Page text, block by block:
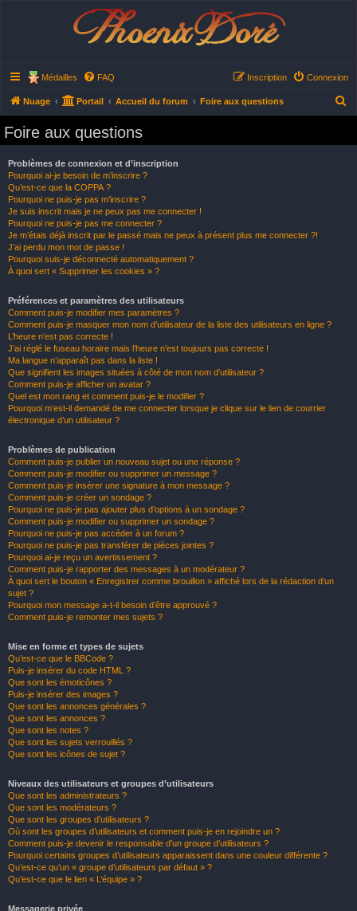
Phoenix Doré
Médailles FAQ Connexion
Inscription
Nuage Portail Accueil du forum Foire aux questions
Foire aux questions
Problèmes de connexion et d’inscription
Pourquoi ai-je besoin de m’inscrire ?
Qu’est-ce que la COPPA ?
Pourquoi ne puis-je pas m’inscrire ?
Je suis inscrit mais je ne peux pas me connecter !
Pourquoi ne puis-je pas me connecter ?
Je m’étais déjà inscrit par le passé mais ne peux à présent plus me connecter ?!
J’ai perdu mon mot de passe !
Pourquoi suis-je déconnecté automatiquement ?
À quoi sert « Supprimer les cookies » ?
Préférences et paramètres des utilisateurs
Comment puis-je modifier mes paramètres ?
Comment puis-je masquer mon nom d’utilisateur de la liste des utilisateurs en ligne ?
L’heure n’est pas correcte !
J’ai réglé le fuseau horaire mais l’heure n’est toujours pas correcte !
Ma langue n’apparaît pas dans la liste !
Que signifient les images situées à côté de mon nom d’utilisateur ?
Comment puis-je afficher un avatar ?
Quel est mon rang et comment puis-je le modifier ?
Pourquoi m’est-il demandé de me connecter lorsque je clique sur le lien de courrier
électronique d’un utilisateur ?
Problèmes de publication
Comment puis-je publier un nouveau sujet ou une réponse ?
Comment puis-je modifier ou supprimer un message ?
Comment puis-je insérer une signature à mon message ?
Comment puis-je créer un sondage ?
Pourquoi ne puis-je pas ajouter plus d’options à un sondage ?
Comment puis-je modifier ou supprimer un sondage ?
Pourquoi ne puis-je pas accéder à un forum ?
Pourquoi ne puis-je pas transférer de pièces jointes ?
Pourquoi ai-je reçu un avertissement ?
Comment puis-je rapporter des messages à un modérateur ?
À quoi sert le bouton « Enregistrer comme brouillon » affiché lors de la rédaction d’un
sujet ?
Pourquoi mon message a-t-il besoin d’être approuvé ?
Comment puis-je remonter mes sujets ?
Mise en forme et types de sujets
Qu’est-ce que le BBCode ?
Puis-je insérer du code HTML ?
Que sont les émoticônes ?
Puis-je insérer des images ?
Que sont les annonces générales ?
Que sont les annonces ?
Que sont les notes ?
Que sont les sujets verrouillés ?
Que sont les icônes de sujet ?
Niveaux des utilisateurs et groupes d’utilisateurs
Que sont les administrateurs ?
Que sont les modérateurs ?
Que sont les groupes d’utilisateurs ?
Où sont les groupes d’utilisateurs et comment puis-je en rejoindre un ?
Comment puis-je devenir le responsable d’un groupe d’utilisateurs ?
Pourquoi certains groupes d’utilisateurs apparaissent dans une couleur différente ?
Qu’est-ce qu’un « groupe d’utilisateurs par défaut » ?
Qu’est-ce que le lien « L’équipe » ?
Messagerie privée